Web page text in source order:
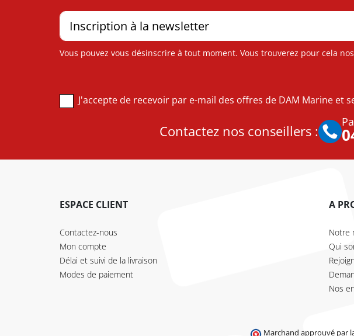
Vous pouvez vous désinscrire à tout moment. Vous trouverez pour cela
J'accepte de recevoir par e-mail des offres de DAM Marine et
Contactez nos conseillers :
ESPACE CLIENT
Contactez-nous
Mon compte
Délai et suivi de la livraison
Modes de paiement
A
Notre
Qui
Nos
Marchand approuvé par